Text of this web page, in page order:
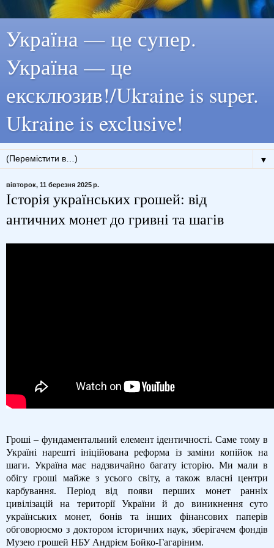
Україна — це супер.
Україна — це
ексклюзив!/Ukraine is super.
Ukraine is exclusive!
▼
вівторок, 11 березня 2025 р.
Історія українських грошей: від
античних монет до гривні та шагів
Гроші – фундаментальний елемент ідентичності. Саме тому в
Україні нарешті ініційована реформа із заміни копійок на
шаги. Україна має надзвичайно багату історію. Ми мали в
обігу гроші майже з усього світу, а також власні центри
карбування. Період від появи перших монет ранніх
цивілізацій на території України й до виникнення суто
українських монет, бонів та інших фінансових паперів
обговорюємо з доктором історичних наук, зберігачем фондів
Музею грошей НБУ Андрієм Бойко-Гагаріним.